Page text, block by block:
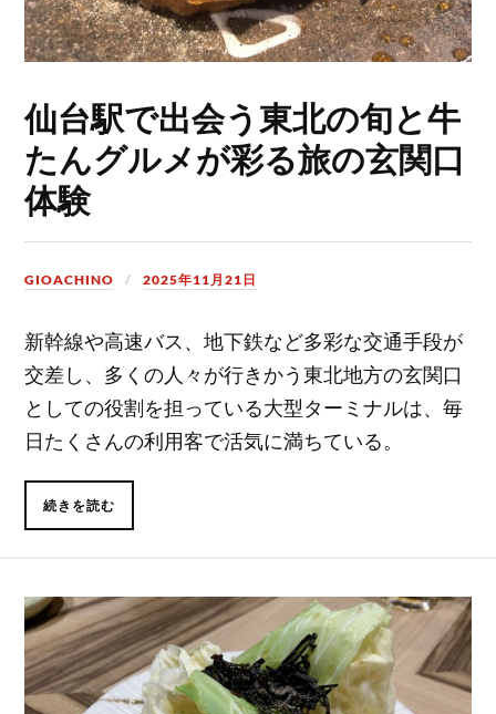
仙台駅で出会う東北の旬と牛
たんグルメが彩る旅の玄関口
体験
GIOACHINO 2025年11月21日
新幹線や高速バス、地下鉄など多彩な交通手段が
交差し、多くの人々が行きかう東北地方の玄関口
としての役割を担っている大型ターミナルは、毎
日たくさんの利用客で活気に満ちている。
続きを読む